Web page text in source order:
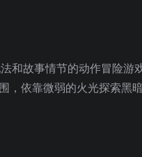
和故事情节的动作冒险游
，依靠微弱的火光探索黑